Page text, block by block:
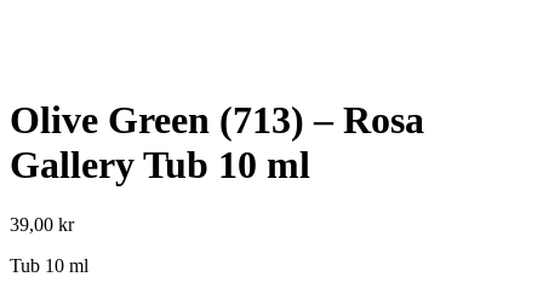
Olive Green (713) – Rosa
Gallery Tub 10 ml
39,00 kr
Tub 10 ml